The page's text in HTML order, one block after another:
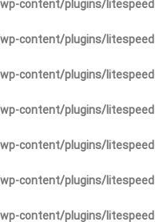
content/plugins/
content/plugins/
content/plugins/
content/plugins/
content/plugins/
content/plugins/
content/plugins/